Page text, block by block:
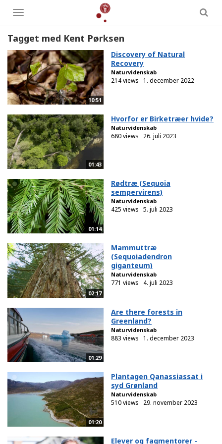
Toggle
menu
Tagget med Kent Pørksen
10:51
Discovery of Natural
Recovery
Naturvidenskab
214 views 1. december 2022
01:43
Hvorfor er Birketræer hvide?
Naturvidenskab
680 views 26. juli 2023
01:14
Rødtræ (Sequoia
sempervirens)
Naturvidenskab
425 views 5. juli 2023
02:17
Mammuttræ
(Sequoiadendron
giganteum)
Naturvidenskab
771 views 4. juli 2023
01:29
Are there forests in
Greenland?
Naturvidenskab
883 views 1. december 2023
01:20
Plantagen Qanassiassat i
syd Grønland
Naturvidenskab
510 views 29. november 2023
Elever og fagmentorer -